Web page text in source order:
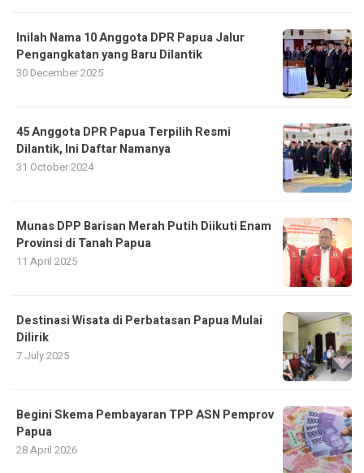
Inilah Nama 10 Anggota DPR Papua Jalur
Pengangkatan yang Baru Dilantik
30 December 2025
45 Anggota DPR Papua Terpilih Resmi
Dilantik, Ini Daftar Namanya
31 October 2024
Munas DPP Barisan Merah Putih Diikuti Enam
Provinsi di Tanah Papua
11 April 2025
Destinasi Wisata di Perbatasan Papua Mulai
Dilirik
7 July 2025
Begini Skema Pembayaran TPP ASN Pemprov
Papua
28 April 2026